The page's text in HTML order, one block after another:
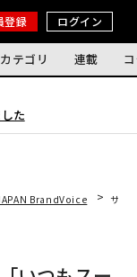
登録 ログイン
カテゴリ 連載
た
BrandVoice サー